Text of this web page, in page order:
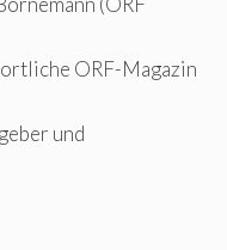
ORF-Magazin
und